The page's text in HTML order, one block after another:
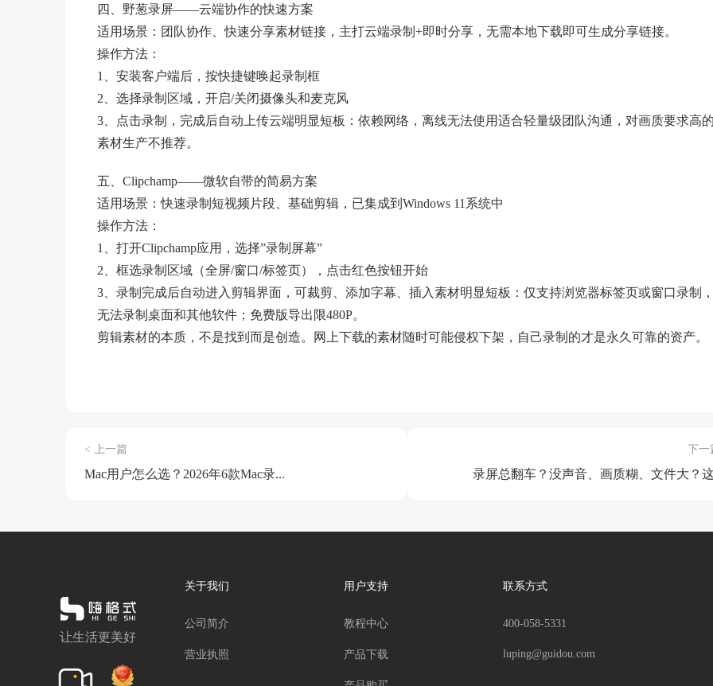
四、野葱录屏——云端协作的快速方案
适用场景：团队协作、快速分享素材链接，主打云端录制+即时分享，无需本地下载即可生成分享链接。
操作方法：
1、安装客户端后，按快捷键唤起录制框
2、选择录制区域，开启/关闭摄像头和麦克风
3、点击录制，完成后自动上传云端明显短板：依赖网络，离线无法使用适合轻量级团队沟通，对画质要求高
素材生产不推荐。
五、Clipchamp——微软自带的简易方案
适用场景：快速录制短视频片段、基础剪辑，已集成到Windows 11系统中
操作方法：
1、打开Clipchamp应用，选择”录制屏幕”
2、框选录制区域（全屏/窗口/标签页），点击红色按钮开始
3、录制完成后自动进入剪辑界面，可裁剪、添加字幕、插入素材明显短板：仅支持浏览器标签页或窗口录制
无法录制桌面和其他软件；免费版导出限480P。
剪辑素材的本质，不是找到而是创造。网上下载的素材随时可能侵权下架，自己录制的才是永久可靠的资产。
< 上一篇
Mac用户怎么选？2026年6款Mac录...
下一
录屏总翻车？没声音、画质糊、文件大？
让生活更美好
关于我们
公司简介
营业执照
用户支持
教程中心
产品下载
联系方式
400-058-5331
luping@guidou.com